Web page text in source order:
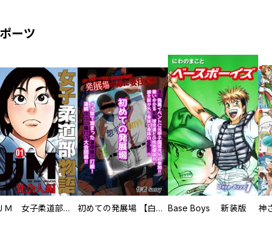
ーツ
ＪＪＭ 女子柔道部物語 社会人編 初めての発展場 【白抜き修正版】 Base Boys 新装版